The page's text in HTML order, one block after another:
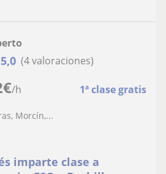
€/h 1ª clase gratis
5,0 (4 valoraciones)
Morcín,...
imparte clase a